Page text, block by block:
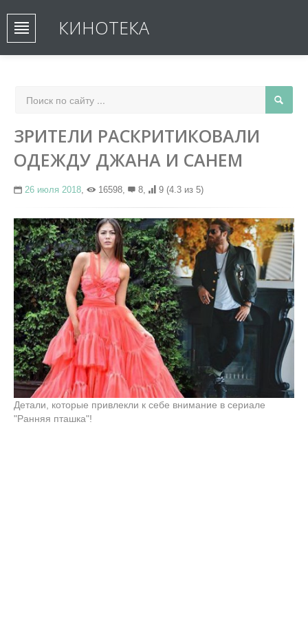
КИНОТЕКА
ЗРИТЕЛИ РАСКРИТИКОВАЛИ
ОДЕЖДУ ДЖАНА И САНЕМ
26 июля 2018, 16598, 8, 9 (4.3 из 5)
Детали, которые привлекли к себе внимание в сериале
"Ранняя пташка"!